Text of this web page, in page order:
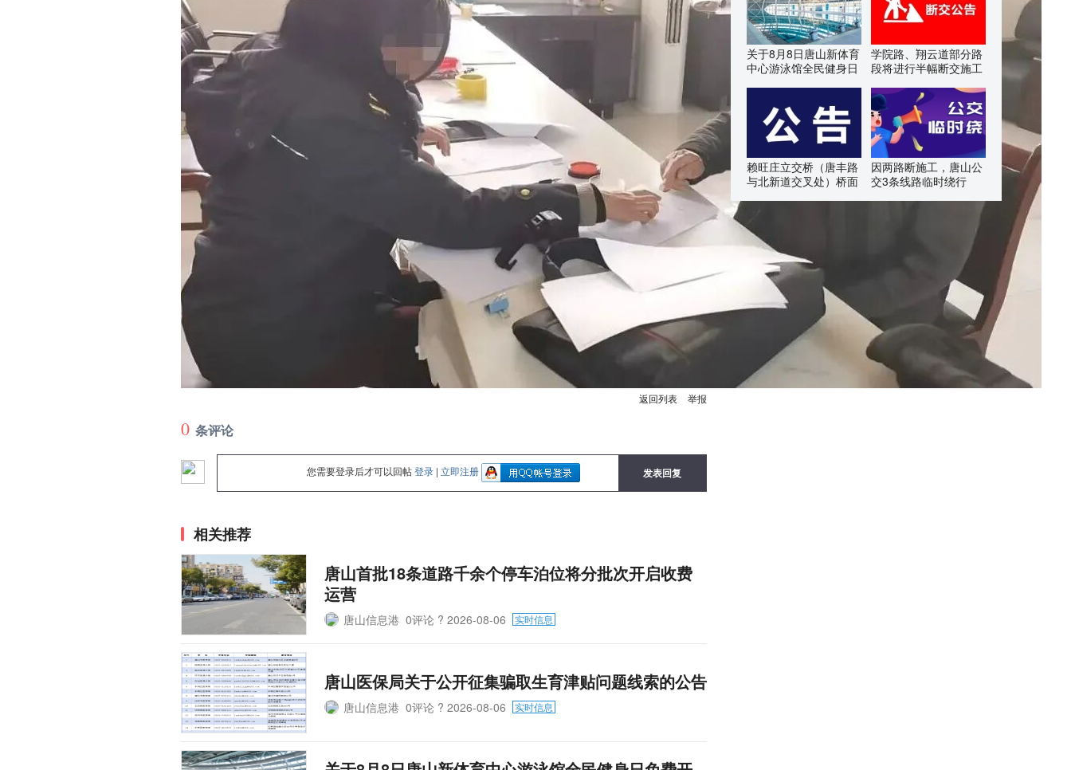
返回列表 举报
0 条评论
您需要登录后才可以回帖登录 | 立即注册 发表回复
相关推荐
唐山首批18条道路千余个停车泊位将分批次开启收费
运营
唐山信息港 0评论 ? 2026-08-06 实时信息
唐山医保局关于公开征集骗取生育津贴问题线索的公告
唐山信息港 0评论 ? 2026-08-06 实时信息
关于8月8日唐山新体育
中心游泳馆全民健身日
学院路、翔云道部分路
段将进行半幅断交施工
赖旺庄立交桥（唐丰路
与北新道交叉处）桥面
因两路断施工，唐山公
交3条线路临时绕行